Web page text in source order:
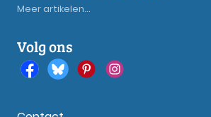
Meer artikelen...
Volg ons